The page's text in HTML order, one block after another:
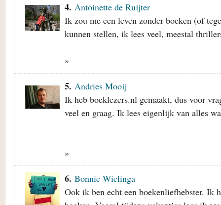
4. Antoinette de Ruijter
Ik zou me een leven zonder boeken (of
kunnen stellen, ik lees veel, meestal
»
5. Andries Mooij
Ik heb boeklezers.nl gemaakt, dus voor
veel en graag. Ik lees eigenlijk van alles
»
6. Bonnie Wielinga
Ook ik ben echt een boekenliefhebster. Ik